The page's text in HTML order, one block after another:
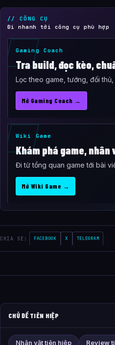
// CÔNG CỤ
Đi nhanh tới công cụ phù hợp
Gaming Coach
Tra build, đọc kèo,
Lọc theo game, tướng, đối
Mở Gaming Coach →
Wiki Game
Khám phá game, nhân
Đi từ tổng quan game tới bài
Mở Wiki Game →
CHIA SE: FACEBOOK X TELEGRAM
CHỦ ĐỀ TIÊN HIỆP
Nhân vật tiên hiệp Review